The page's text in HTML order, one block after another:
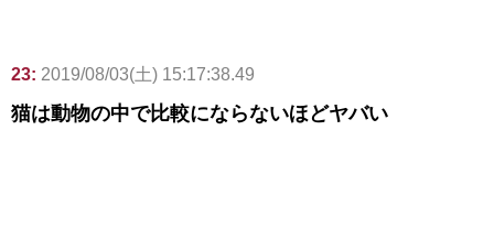
23: 2019/08/03(土) 15:17:38.49
猫は動物の中で比較にならないほどヤバい